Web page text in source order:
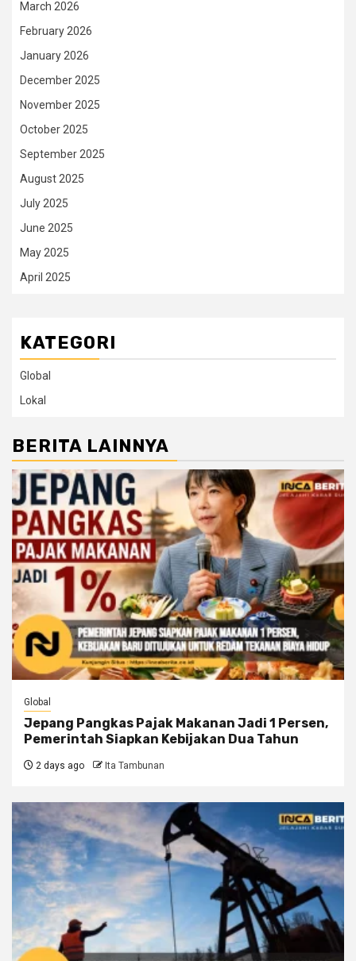
March 2026
February 2026
January 2026
December 2025
November 2025
October 2025
September 2025
August 2025
July 2025
June 2025
May 2025
April 2025
KATEGORI
Global
Lokal
BERITA LAINNYA
Global
Jepang Pangkas Pajak Makanan Jadi 1 Persen,
Pemerintah Siapkan Kebijakan Dua Tahun
2 days ago Ita Tambunan